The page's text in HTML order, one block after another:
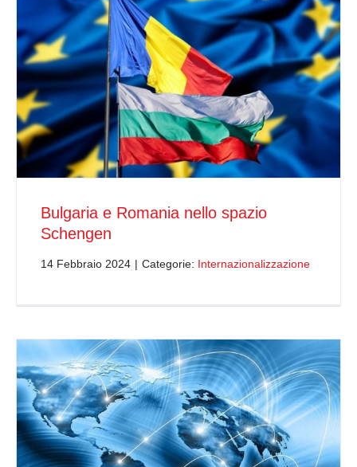
Bulgaria e Romania nello spazio
Schengen
14 Febbraio 2024 | Categorie: Internazionalizzazione